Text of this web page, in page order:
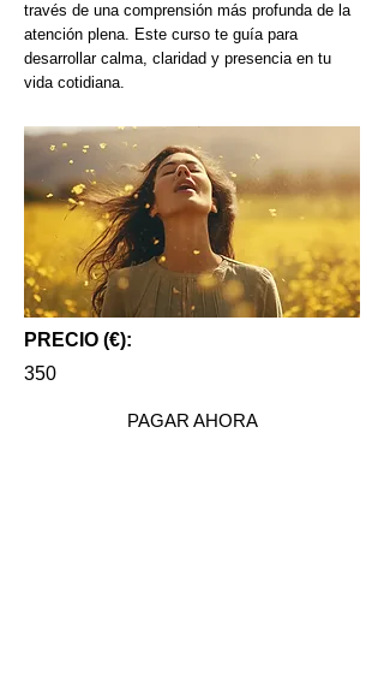
través de una comprensión más profunda de la
atención plena. Este curso te guía para
desarrollar calma, claridad y presencia en tu
vida cotidiana.
PRECIO (€):
350
PAGAR AHORA